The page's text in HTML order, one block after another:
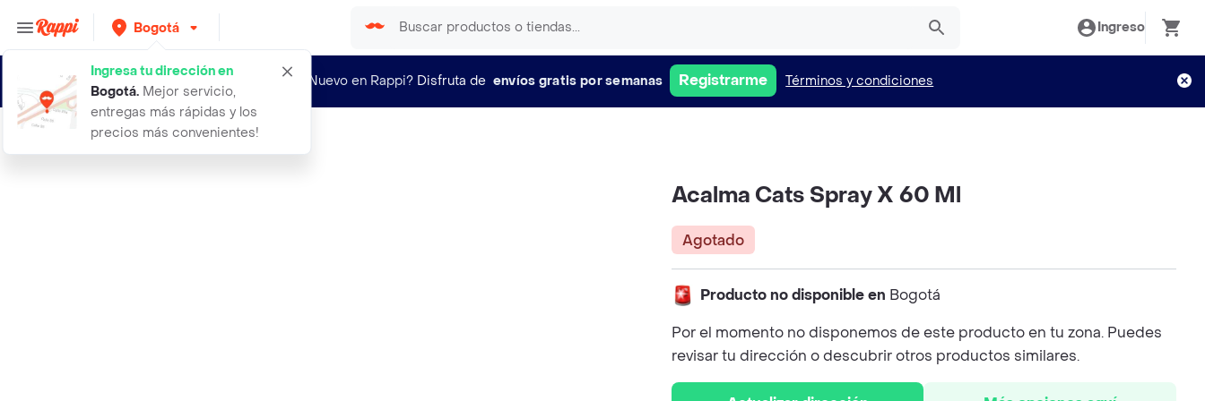
Bogotá
Ingresa tu dirección en
Bogotá. Mejor servicio,
entregas más rápidas y los
precios más convenientes!
Ingreso
¿Nuevo en Rappi? Disfruta de envíos gratis por semanas Registrarme Términos y condiciones
acalma cats spray x 60 ml
Acalma Cats Spray X 60 Ml
Agotado
Producto no disponible en Bogotá
Por el momento no disponemos de este producto en tu zona. Puedes
revisar tu dirección o descubrir otros productos similares.